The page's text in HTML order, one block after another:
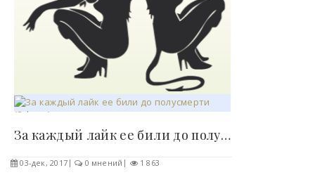
За каждый лайк ее били до полусмерти (8 фото)..
03-дек, 2017 0 мнений 1 863